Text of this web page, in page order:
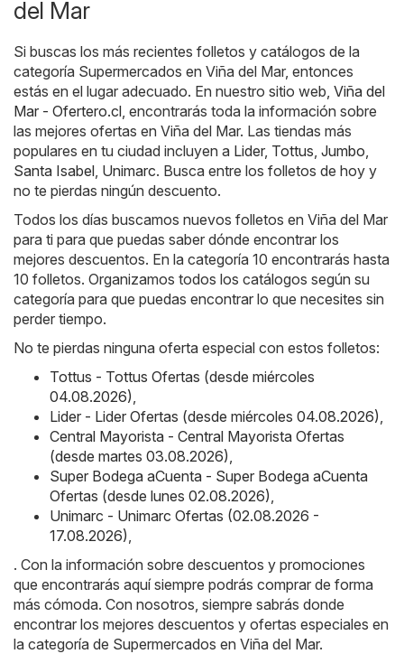
del Mar
Si buscas los más recientes folletos y catálogos de la
categoría Supermercados en Viña del Mar, entonces
estás en el lugar adecuado. En nuestro sitio web, Viña del
Mar - Ofertero.cl , encontrarás toda la información sobre
las mejores ofertas en Viña del Mar. Las tiendas más
populares en tu ciudad incluyen a Lider, Tottus Jumbo
Santa Isabel Unimarc. Busca entre los folletos de hoy y
no te pierdas ningún descuento.
Todos los días buscamos nuevos folletos en Viña del Mar
para ti para que puedas saber dónde encontrar los
mejores descuentos. En la categoría 10 encontrarás hasta
10 folletos. Organizamos todos los catálogos según su
categoría para que puedas encontrar lo que necesites sin
perder tiempo.
No te pierdas ninguna oferta especial con estos folletos:
Tottus - Tottus Ofertas (desde miércoles
04.08.2026)
Lider - Lider Ofertas (desde miércoles 04.08.2026)
Central Mayorista - Central Mayorista Ofertas
(desde martes 03.08.2026)
Super Bodega aCuenta - Super Bodega aCuenta
Ofertas (desde lunes 02.08.2026)
Unimarc - Unimarc Ofertas (02.08.2026 -
17.08.2026)
. Con la información sobre descuentos y promociones
que encontrarás aquí siempre podrás comprar de forma
más cómoda. Con nosotros, siempre sabrás donde
encontrar los mejores descuentos y ofertas especiales en
la categoría de Supermercados en Viña del Mar.